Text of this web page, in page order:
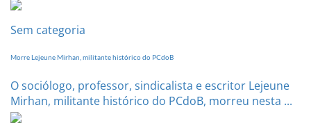
Sem categoria
Morre Lejeune Mirhan, militante histórico do PCdoB
O sociólogo, professor, sindicalista e escritor Lejeune
Mirhan, militante histórico do PCdoB, morreu nesta ...